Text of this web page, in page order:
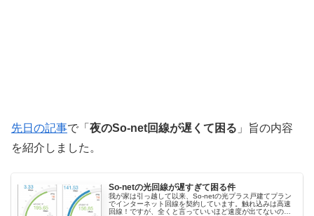
先日の記事で「 夜のSo-net回線が遅くて困る 」旨の内容
を紹介しました。
So-netの光回線が遅すぎて困る件
我が家は引っ越して以来、So-netの光プラス戸建てプラン
でインターネット回線を契約しています。触れ込みは高速
回線！ですが、全くと言っていいほど速度が出てないので